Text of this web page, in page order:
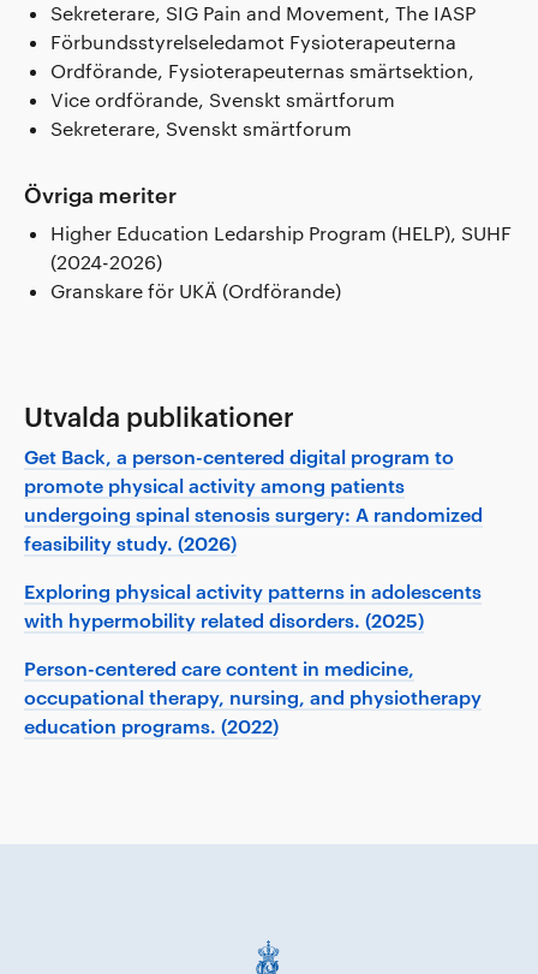
Sekreterare, SIG Pain and Movement, The IASP
Förbundsstyrelseledamot Fysioterapeuterna
Ordförande, Fysioterapeuternas smärtsektion,
Vice ordförande, Svenskt smärtforum
Sekreterare, Svenskt smärtforum
Övriga meriter
Higher Education Ledarship Program (HELP), SUHF
(2024-2026)
Granskare för UKÄ (Ordförande)
Utvalda publikationer
Get Back, a person-centered digital program to
promote physical activity among patients
undergoing spinal stenosis surgery: A randomized
feasibility study. (2026)
Exploring physical activity patterns in adolescents
with hypermobility related disorders. (2025)
Person-centered care content in medicine,
occupational therapy, nursing, and physiotherapy
education programs. (2022)